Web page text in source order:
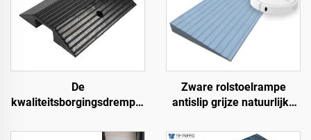
De
kwaliteitsborgingsdrempel
langs de weg
Zware rolstoelrampe
antislip grijze natuurlijke
deur